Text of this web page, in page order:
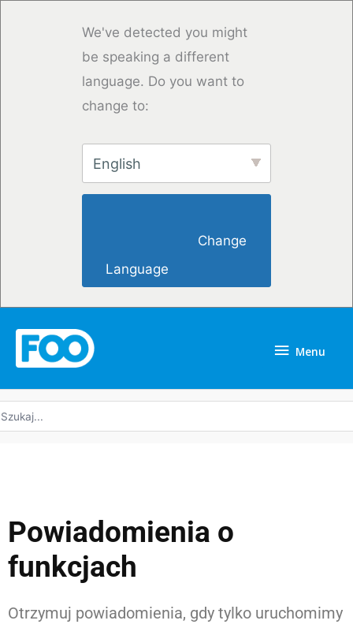
We've detected you might
be speaking a different
language. Do you want to
change to:
English
Language
Menu
Powiadomienia o
funkcjach
Otrzymuj powiadomienia, gdy tylko uruchomimy